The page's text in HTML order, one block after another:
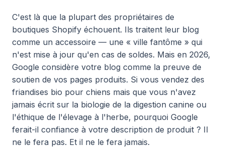
C'est là que la plupart des propriétaires de
boutiques Shopify échouent. Ils traitent leur blog
comme un accessoire — une « ville fantôme » qui
n'est mise à jour qu'en cas de soldes. Mais en 2026,
Google considère votre blog comme la preuve de
soutien de vos pages produits. Si vous vendez des
friandises bio pour chiens mais que vous n'avez
jamais écrit sur la biologie de la digestion canine ou
l'éthique de l'élevage à l'herbe, pourquoi Google
ferait-il confiance à votre description de produit ? Il
ne le fera pas. Et il ne le fera jamais.